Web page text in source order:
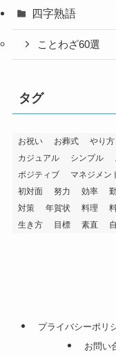
四字熟語
ことわざ60選
タグ
お祝い お葬式 やり方
カジュアル
シンプル
ポジティブ
マネジメン
初対面
努力 効率
対策
年賀状 料理
生き方
目標 素直
プライバシーポリ
お問い